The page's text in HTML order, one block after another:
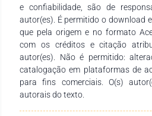
composta unicromática (Vittra
SC, Brasil). Apesar dos materiais
deste caso não serem os
selecionados para esta situação,
materiais apresentam maiores
amplamente eficazes e
função e estética com
funcional e restabelecendo
e confiabilidade, são de
autor(es). É permitido o download
que pela origem e no formato
com os créditos e citação
autor(es). Não é permitido:
catalogação em plataformas de
para fins comerciais. O(s)
autorais do texto.